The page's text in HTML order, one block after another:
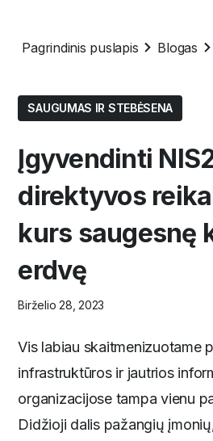
Pagrindinis puslapis Blogas
SAUGUMAS IR STEBĖSENA
Įgyvendinti
direktyvos
kurs saugesnę
erdvę
Birželio 28, 2023
Vis labiau skaitmenizuotame
infrastruktūros ir jautrios
organizacijose tampa vienu
Didžioji dalis pažangių